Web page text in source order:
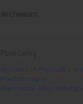
Archiwum
Polecamy
Archives of Psychiatry
Psychoterapia
Psychiatria i